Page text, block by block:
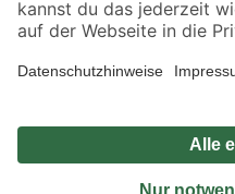
Alle Preisangaben in EUR inkl. gesetzl.
Umständen nicht in allen Märkten
Produkte nur solange der Vorrat reicht.
*Paketversand ab 59 € versandkostenfrei,
Privatsphäre
Nutzungsbedingungen